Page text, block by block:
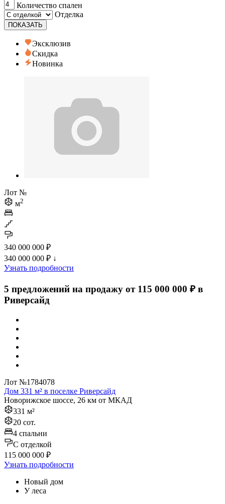
Количество спален
Отделка
ПОКАЗАТЬ
Эксклюзив
Скидка
Новинка
Лот №
м2
340 000 000 ₽
340 000 000 ₽ ↓
Узнать подробности
5 предложений на продажу от 115 000 000 ₽ в
Риверсайд
Лот №1784078
Дом 331 м² в поселке Риверсайд
Новорижское шоссе, 26 км от МКАД
331 м²
20 сот.
4 спальни
C отделкой
115 000 000 ₽
Узнать подробности
Новый дом
У леса